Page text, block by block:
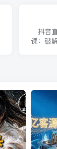
抖音
课：破